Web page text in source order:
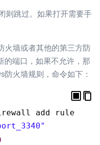
则跳过。如果打开需要手
火墙或者其他的第三方防
的端口，如果不允许，那
火墙规则，命令如下：